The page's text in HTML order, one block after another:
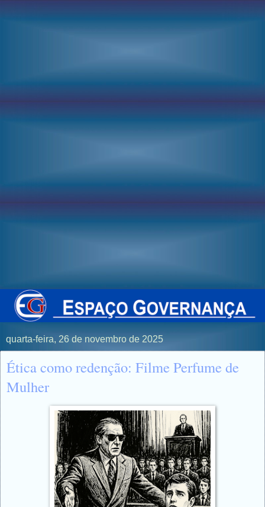
quarta-feira, 26 de novembro de 2025
Ética como redenção: Filme Perfume de
Mulher